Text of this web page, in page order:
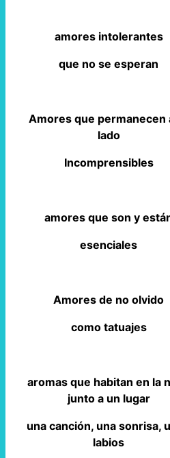
amores intolerantes
que no se esperan
Amores que permanecen
lado
Incomprensibles
amores que son y
esenciales
Amores de no olvido
como tatuajes
aromas que habitan en la
junto a un lugar
una canción, una sonrisa,
labios